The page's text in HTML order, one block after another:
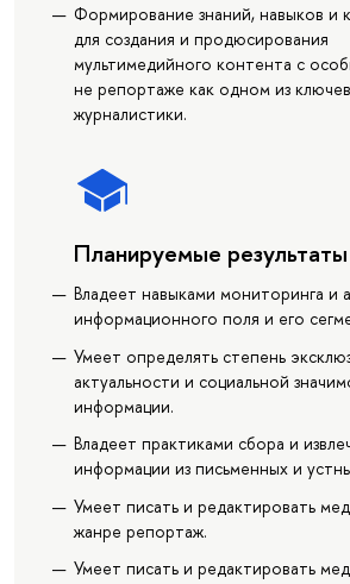
Формирование знаний, навыков и
для создания и продюсирования
мультимедийного контента с
не репортаже как одном из
журналистики.
Планируемые
Владеет навыками мониторинга и
информационного поля и его
Умеет определять степень
актуальности и социальной
информации.
Владеет практиками сбора и
информации из письменных и
Умеет писать и редактировать
жанре репортаж.
Умеет писать и редактировать